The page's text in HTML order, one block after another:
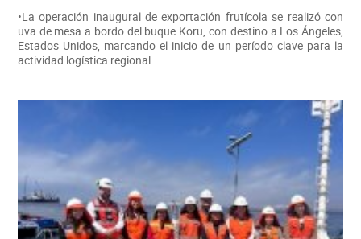
•La operación inaugural de exportación frutícola se realizó con
uva de mesa a bordo del buque Koru, con destino a Los Ángeles,
Estados Unidos, marcando el inicio de un período clave para la
actividad logística regional.